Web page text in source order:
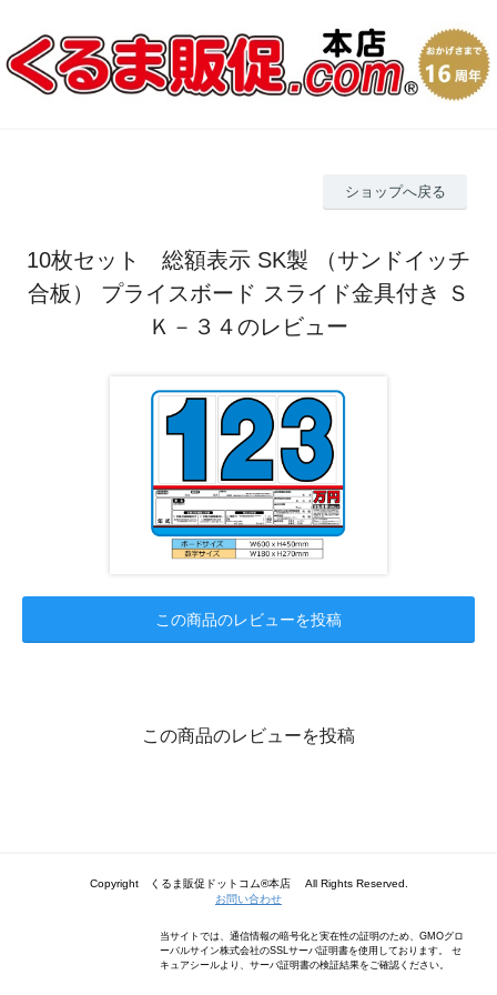
ショップへ戻る
10枚セット 総額表示 SK製 （サンドイッチ
合板） プライスボード スライド金具付き Ｓ
Ｋ－３４のレビュー
この商品のレビューを投稿
この商品のレビューを投稿
Copyright くるま販促ドットコム®本店 All Rights Reserved.
お問い合わせ
当サイトでは、通信情報の暗号化と実在性の証明のため、GMOグロ
ーバルサイン株式会社のSSLサーバ証明書を使用しております。 セ
キュアシールより、サーバ証明書の検証結果をご確認ください。